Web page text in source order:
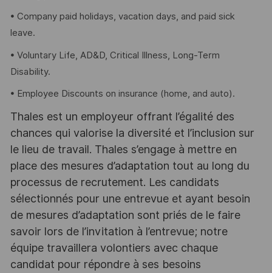
• Company paid holidays, vacation days, and paid sick
leave.
• Voluntary Life, AD&D, Critical Illness, Long-Term
Disability.
• Employee Discounts on insurance (home, and auto).
Thales est un employeur offrant l’égalité des
chances qui valorise la diversité et l’inclusion sur
le lieu de travail. Thales s’engage à mettre en
place des mesures d’adaptation tout au long du
processus de recrutement. Les candidats
sélectionnés pour une entrevue et ayant besoin
de mesures d’adaptation sont priés de le faire
savoir lors de l’invitation à l’entrevue; notre
équipe travaillera volontiers avec chaque
candidat pour répondre à ses besoins